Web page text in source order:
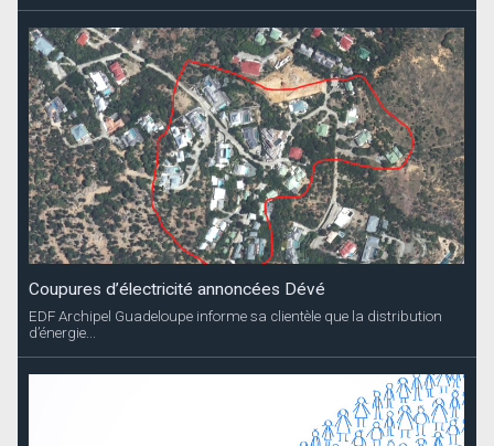
Coupures d’électricité annoncées Dévé
EDF Archipel Guadeloupe informe sa clientèle que la distribution
d’énergie...